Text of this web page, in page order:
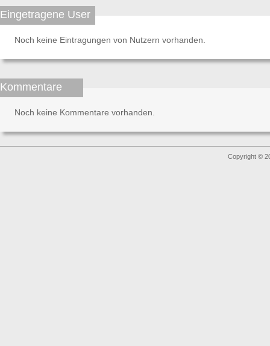
Eingetragene User
Noch keine Eintragungen von Nutzern vorhanden.
Kommentare
Noch keine Kommentare vorhanden.
Copyright ©